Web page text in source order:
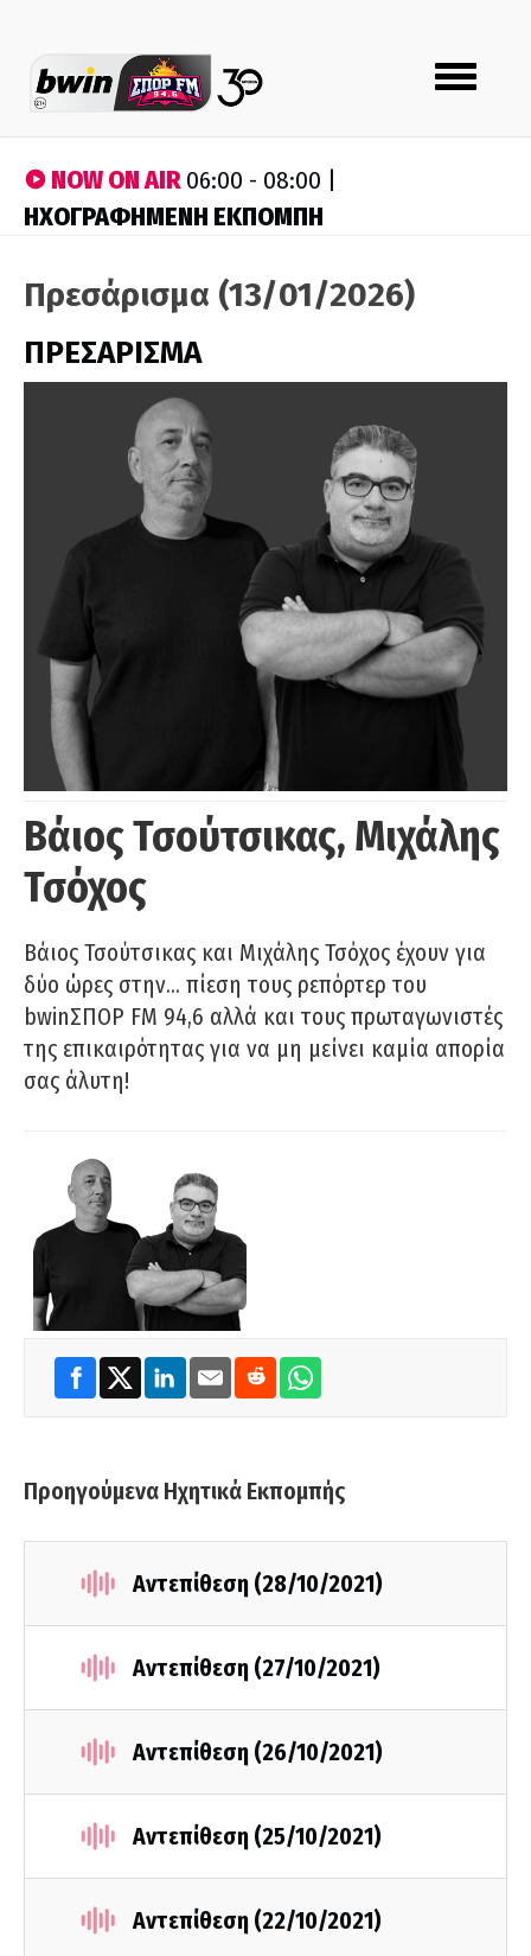
Toggle
navigation
NOW ON AIR06:00 - 08:00 |
ΗΧΟΓΡΑΦΗΜΕΝΗ ΕΚΠΟΜΠΗ
Πρεσάρισμα (13/01/2026)
ΠΡΕΣΑΡΙΣΜΑ
Βάιος Τσούτσικας, Μιχάλης
Τσόχος
Βάιος Τσούτσικας και Μιχάλης Τσόχος έχουν για
δύο ώρες στην… πίεση τους ρεπόρτερ του
bwinΣΠΟΡ FM 94,6 αλλά και τους πρωταγωνιστές
της επικαιρότητας για να μη μείνει καμία απορία
σας άλυτη!
Προηγούμενα Ηχητικά Εκπομπής
Αντεπίθεση (28/10/2021)
Αντεπίθεση (27/10/2021)
Αντεπίθεση (26/10/2021)
Αντεπίθεση (25/10/2021)
Αντεπίθεση (22/10/2021)